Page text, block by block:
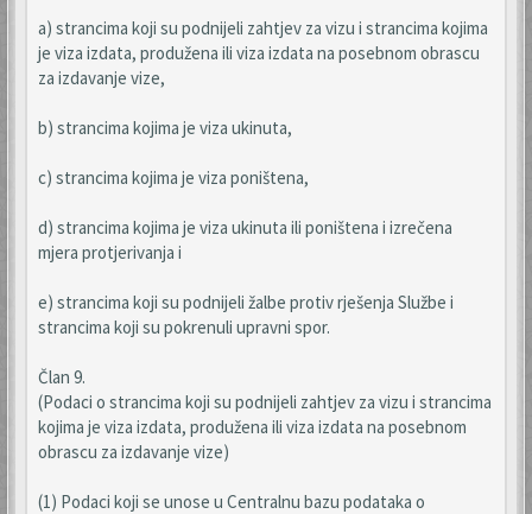
a) strancima koji su podnijeli zahtjev za vizu i strancima kojima
je viza izdata, produžena ili viza izdata na posebnom obrascu
za izdavanje vize,
b) strancima kojima je viza ukinuta,
c) strancima kojima je viza poništena,
d) strancima kojima je viza ukinuta ili poništena i izrečena
mjera protjerivanja i
e) strancima koji su podnijeli žalbe protiv rješenja Službe i
strancima koji su pokrenuli upravni spor.
Član 9.
(Podaci o strancima koji su podnijeli zahtjev za vizu i strancima
kojima je viza izdata, produžena ili viza izdata na posebnom
obrascu za izdavanje vize)
(1) Podaci koji se unose u Centralnu bazu podataka o